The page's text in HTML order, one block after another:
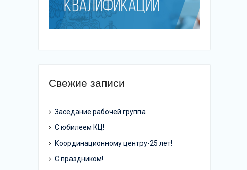
Свежие записи
Заседание рабочей группа
С юбилеем КЦ!
Координационному центру-25 лет!
С праздником!